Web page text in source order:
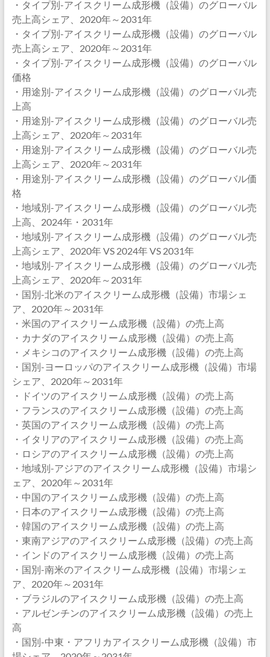
・タイプ別-アイスクリーム成形機（設備）のグローバル
売上高シェア、2020年～2031年
・タイプ別-アイスクリーム成形機（設備）のグローバル
売上高シェア、2020年～2031年
・タイプ別-アイスクリーム成形機（設備）のグローバル
価格
・用途別-アイスクリーム成形機（設備）のグローバル売
上高
・用途別-アイスクリーム成形機（設備）のグローバル売
上高シェア、2020年～2031年
・用途別-アイスクリーム成形機（設備）のグローバル売
上高シェア、2020年～2031年
・用途別-アイスクリーム成形機（設備）のグローバル価
格
・地域別-アイスクリーム成形機（設備）のグローバル売
上高、2024年・2031年
・地域別-アイスクリーム成形機（設備）のグローバル売
上高シェア、2020年 VS 2024年 VS 2031年
・地域別-アイスクリーム成形機（設備）のグローバル売
上高シェア、2020年～2031年
・国別-北米のアイスクリーム成形機（設備）市場シェ
ア、2020年～2031年
・米国のアイスクリーム成形機（設備）の売上高
・カナダのアイスクリーム成形機（設備）の売上高
・メキシコのアイスクリーム成形機（設備）の売上高
・国別-ヨーロッパのアイスクリーム成形機（設備）市場
シェア、2020年～2031年
・ドイツのアイスクリーム成形機（設備）の売上高
・フランスのアイスクリーム成形機（設備）の売上高
・英国のアイスクリーム成形機（設備）の売上高
・イタリアのアイスクリーム成形機（設備）の売上高
・ロシアのアイスクリーム成形機（設備）の売上高
・地域別-アジアのアイスクリーム成形機（設備）市場シ
ェア、2020年～2031年
・中国のアイスクリーム成形機（設備）の売上高
・日本のアイスクリーム成形機（設備）の売上高
・韓国のアイスクリーム成形機（設備）の売上高
・東南アジアのアイスクリーム成形機（設備）の売上高
・インドのアイスクリーム成形機（設備）の売上高
・国別-南米のアイスクリーム成形機（設備）市場シェ
ア、2020年～2031年
・ブラジルのアイスクリーム成形機（設備）の売上高
・アルゼンチンのアイスクリーム成形機（設備）の売上
高
・国別-中東・アフリカアイスクリーム成形機（設備）市